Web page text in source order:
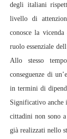
degli italiani
livello di
conosce la
ruolo essenziale
Allo stesso
conseguenze di
in termini di
Significativo
cittadini non sono
già realizzati nello